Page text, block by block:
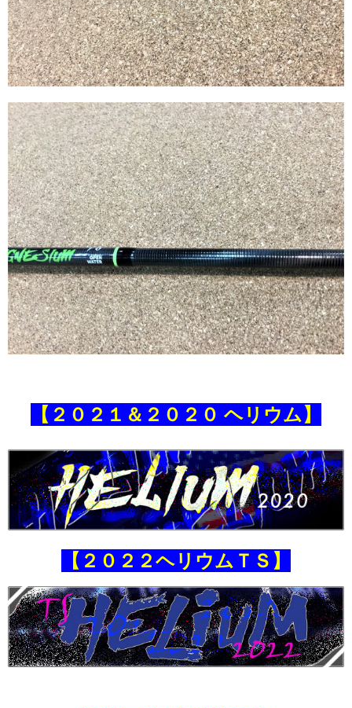
【２０２１＆２０２０ ヘリウム】
【２０２２ヘリウムＴＳ】